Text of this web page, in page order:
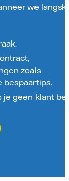
we
zoals
bespaartips.
je geen klant